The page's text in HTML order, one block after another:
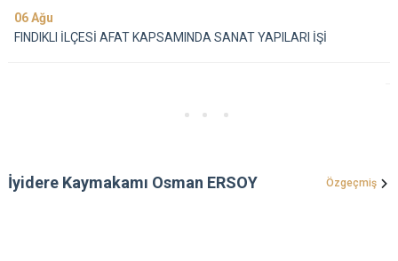
06Ağu
FINDIKLI İLÇESİ AFAT KAPSAMINDA SANAT YAPILARI İŞİ
İyidere Kaymakamı Osman ERSOY Özgeçmiş